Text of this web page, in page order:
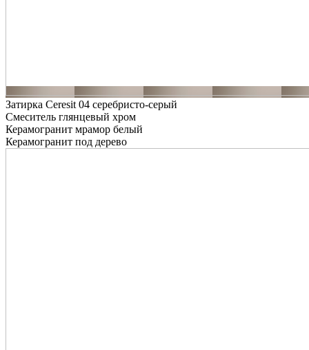
Затирка Ceresit 04 серебристо-серый
Смеситель глянцевый хром
Керамогранит мрамор белый
Керамогранит под дерево